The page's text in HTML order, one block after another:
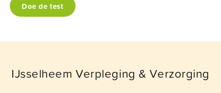
Doe de test
IJsselheem Verpleging & Verzorging